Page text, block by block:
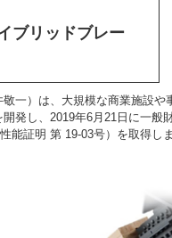
ブリッドブレー
一）は、大規模な商業施設や
発し、2019年6月21日に一般
能証明 第 19-03号）を取得し